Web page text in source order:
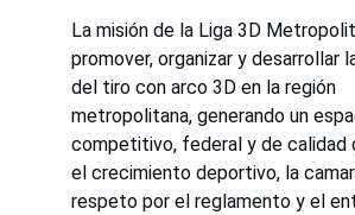
La misión de la Liga 3D
promover, organizar y desarrollar
del tiro con arco 3D en la región
metropolitana, generando un
competitivo, federal y de calidad
el crecimiento deportivo, la
respeto por el reglamento y el